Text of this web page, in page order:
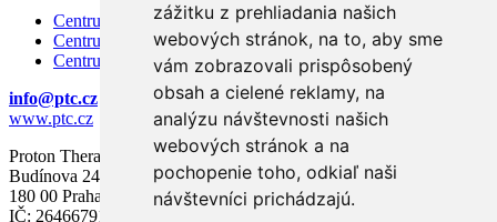
zážitku z prehliadania našich
webových stránok, na to, aby sme
vám zobrazovali prispôsobený
obsah a cielené reklamy, na
analýzu návštevnosti našich
webových stránok a na
pochopenie toho, odkiaľ naši
návštevníci prichádzajú.
Centrum karcinómu prostaty
Centrum karcinómu prsníka
Centrum modernej diagnostiky
info@ptc.cz
www.ptc.cz
Proton Therapy Center Czech s.r.o.
Budínova 2437/1a
180 00 Praha 8
IČ: 26466791